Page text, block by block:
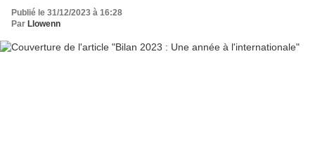
Publié le 31/12/2023 à 16:28
Par Llowenn